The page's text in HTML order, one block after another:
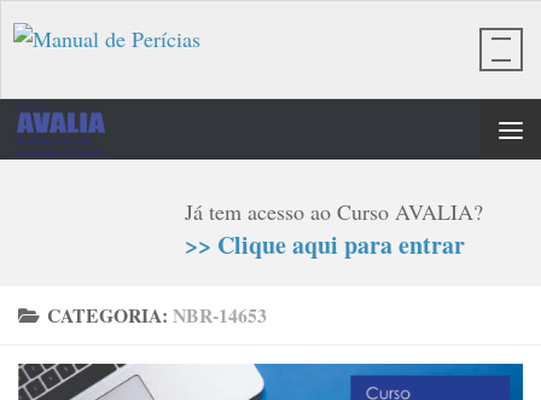
Skip to content
Já tem acesso ao Curso AVALIA?
>> Clique aqui para entrar
CATEGORIA: NBR-14653